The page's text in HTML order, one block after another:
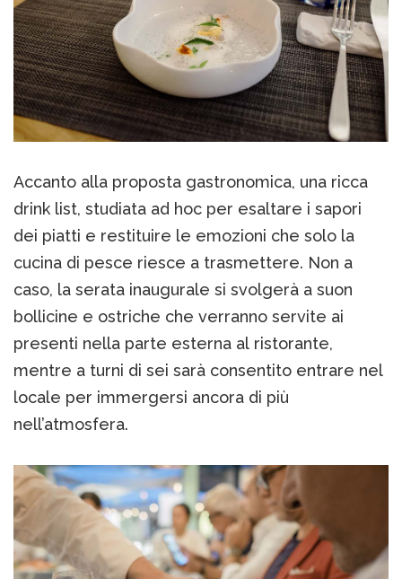
Accanto alla proposta gastronomica, una ricca
drink list, studiata ad hoc per esaltare i sapori
dei piatti e restituire le emozioni che solo la
cucina di pesce riesce a trasmettere. Non a
caso, la serata inaugurale si svolgerà a suon
bollicine e ostriche che verranno servite ai
presenti nella parte esterna al ristorante,
mentre a turni di sei sarà consentito entrare nel
locale per immergersi ancora di più
nell’atmosfera.